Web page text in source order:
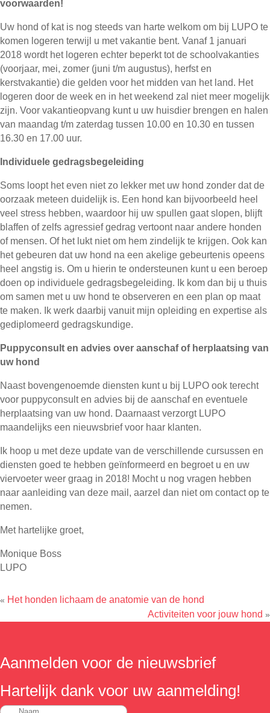
voorwaarden!
Uw hond of kat is nog steeds van harte welkom om bij LUPO te
komen logeren terwijl u met vakantie bent. Vanaf 1 januari
2018 wordt het logeren echter beperkt tot de schoolvakanties
(voorjaar, mei, zomer (juni t/m augustus), herfst en
kerstvakantie) die gelden voor het midden van het land. Het
logeren door de week en in het weekend zal niet meer mogelijk
zijn. Voor vakantieopvang kunt u uw huisdier brengen en halen
van maandag t/m zaterdag tussen 10.00 en 10.30 en tussen
16.30 en 17.00 uur.
Individuele gedragsbegeleiding
Soms loopt het even niet zo lekker met uw hond zonder dat de
oorzaak meteen duidelijk is. Een hond kan bijvoorbeeld heel
veel stress hebben, waardoor hij uw spullen gaat slopen, blijft
blaffen of zelfs agressief gedrag vertoont naar andere honden
of mensen. Of het lukt niet om hem zindelijk te krijgen. Ook kan
het gebeuren dat uw hond na een akelige gebeurtenis opeens
heel angstig is. Om u hierin te ondersteunen kunt u een beroep
doen op individuele gedragsbegeleiding. Ik kom dan bij u thuis
om samen met u uw hond te observeren en een plan op maat
te maken. Ik werk daarbij vanuit mijn opleiding en expertise als
gediplomeerd gedragskundige.
Puppyconsult en advies over aanschaf of herplaatsing van
uw hond
Naast bovengenoemde diensten kunt u bij LUPO ook terecht
voor puppyconsult en advies bij de aanschaf en eventuele
herplaatsing van uw hond. Daarnaast verzorgt LUPO
maandelijks een nieuwsbrief voor haar klanten.
Ik hoop u met deze update van de verschillende cursussen en
diensten goed te hebben geïnformeerd en begroet u en uw
viervoeter weer graag in 2018! Mocht u nog vragen hebben
naar aanleiding van deze mail, aarzel dan niet om contact op te
nemen.
Met hartelijke groet,
Monique Boss
LUPO
« Het honden lichaam de anatomie van de hond
Activiteiten voor jouw hond »
Aanmelden voor de nieuwsbrief
Hartelijk dank voor uw aanmelding!